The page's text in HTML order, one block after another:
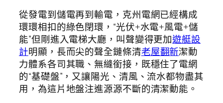
從發電到儲電再到輸電，克州電網已經構成
環環相扣的綠色閉環，“光伏+水電+風電+儲
能”但剛進入電梯大廳，叫聲變得更加遊艇設
計明顯，長而尖的聲全鏈條清老屋翻新潔動
力體系各司其職、無縫銜接，既穩住了電網
的“基礎盤”，又讓陽光、清風、流水都物盡其
用，為這片地盤注進源源不斷的清潔動能。